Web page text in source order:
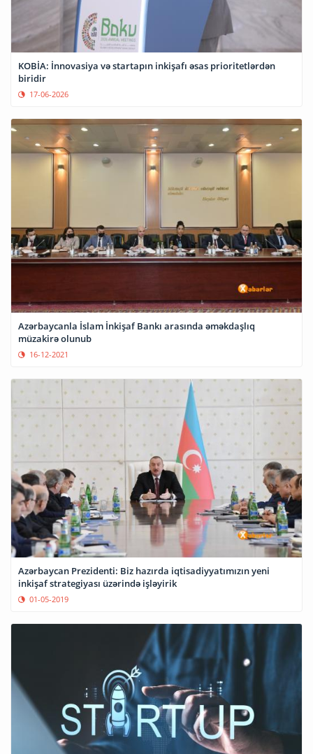
KOBİA: İnnovasiya və startapın inkişafı əsas prioritetlərdən
biridir
17-06-2026
Azərbaycanla İslam İnkişaf Bankı arasında əməkdaşlıq
müzakirə olunub
16-12-2021
Azərbaycan Prezidenti: Biz hazırda iqtisadiyyatımızın yeni
inkişaf strategiyası üzərində işləyirik
01-05-2019